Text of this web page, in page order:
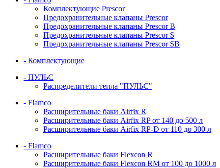
Комплектующие Prescor
Предохранительные клапаны Prescor
Предохранительные клапаны Prescor B
Предохранительные клапаны Prescor S
Предохранительные клапаны Prescor SB
- Комплектующие
- ПУЛЬС
Распределители тепла "ПУЛЬС"
- Flamco
Расширительные баки Airfix R
Расширительные баки Airfix RP от 140 до 500 л
Расширительные баки Airfix RP-D от 110 до 300 л
- Flamco
Расширительные баки Flexcon R
Расширительные баки Flexcon RM от 100 до 1000 л